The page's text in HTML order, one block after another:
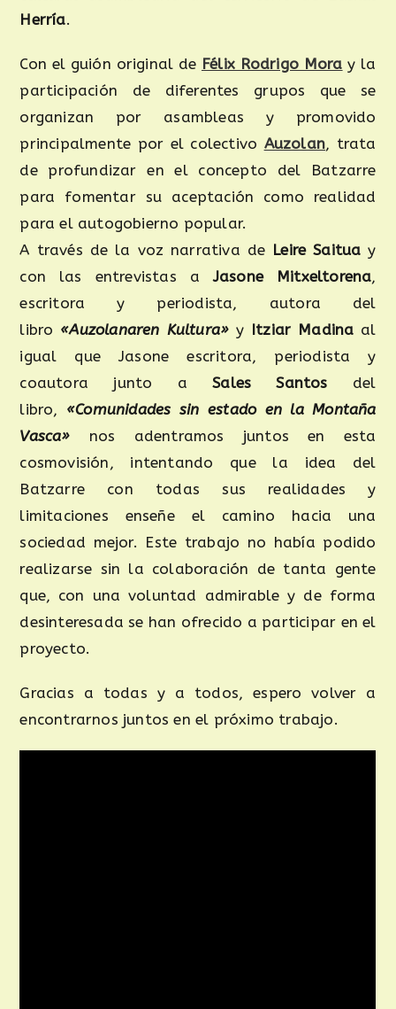
Herría.
Con el guión original de Félix Rodrigo Mora y la
participación de diferentes grupos que se
organizan por asambleas y promovido
principalmente por el colectivo Auzolan, trata
de profundizar en el concepto del Batzarre
para fomentar su aceptación como realidad
para el autogobierno popular.
A través de la voz narrativa de Leire Saitua y
con las entrevistas aJasone Mitxeltorena,
escritora y periodista, autora del
libro «Auzolanaren Kultura» y Itziar Madina al
igual que Jasone escritora, periodista y
coautora junto aSales Santos del
libro, «Comunidades sin estado en la Montaña
Vasca» nos adentramos juntos en esta
cosmovisión, intentando que la idea del
Batzarre con todas sus realidades y
limitaciones enseñe el camino hacia una
sociedad mejor. Este trabajo no había podido
realizarse sin la colaboración de tanta gente
que, con una voluntad admirable y de forma
desinteresada se han ofrecido a participar en el
proyecto.
Gracias a todas y a todos, espero volver a
encontrarnos juntos en el próximo trabajo.